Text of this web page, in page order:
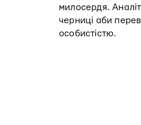
милосердя.
черниці аби
особистістю.